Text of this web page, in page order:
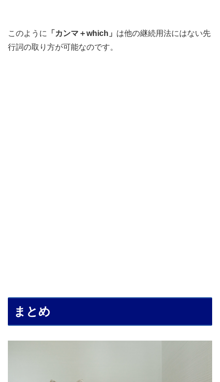
このように 「カンマ＋which」 は他の継続用法にはない先
行詞の取り方が可能なのです。
まとめ